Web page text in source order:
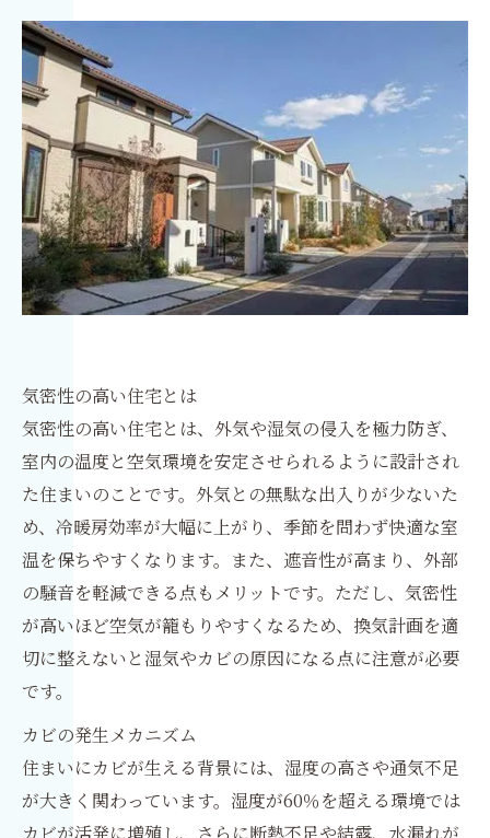
気密性の高い住宅とは
気密性の高い住宅とは、外気や湿気の侵入を極力防ぎ、
室内の温度と空気環境を安定させられるように設計され
た住まいのことです。外気との無駄な出入りが少ないた
め、冷暖房効率が大幅に上がり、季節を問わず快適な室
温を保ちやすくなります。また、遮音性が高まり、外部
の騒音を軽減できる点もメリットです。ただし、気密性
が高いほど空気が籠もりやすくなるため、換気計画を適
切に整えないと湿気やカビの原因になる点に注意が必要
です。
カビの発生メカニズム
住まいにカビが生える背景には、湿度の高さや通気不足
が大きく関わっています。湿度が60％を超える環境では